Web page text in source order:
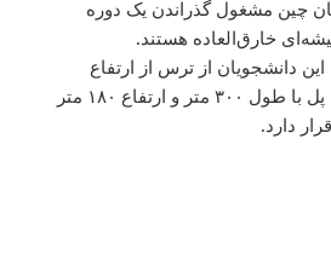
چین مشغول گذراندن یک دوره
خارق‌العاده هستند.
دانشجویان از ترس از ارتفاع
طراحی شده است. این پل با طول ۳۰۰ متر و ارتفاع ۱۸۰ متر
دارد.